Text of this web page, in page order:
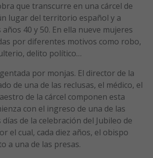
que transcurre en una cárcel de
lugar del territorio español y a
40 y 50. En ella nueve mujeres
por diferentes motivos como robo,
delito político…
por monjas. El director de la
de una de las reclusas, el médico, el
de la cárcel componen esta
con el ingreso de una de las
de la celebración del Jubileo de
el cual, cada diez años, el obispo
a una de las presas.